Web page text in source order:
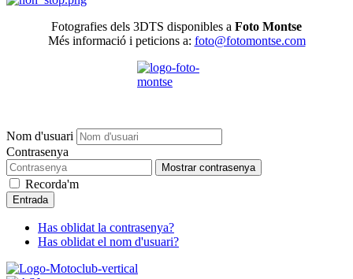
Fotografies dels 3DTS disponibles a Foto Montse
Més informació i peticions a: foto@fotomontse.com
Nom d'usuari
Contrasenya
Mostrar contrasenya
Recorda'm
Entrada
Has oblidat la contrasenya?
Has oblidat el nom d'usuari?